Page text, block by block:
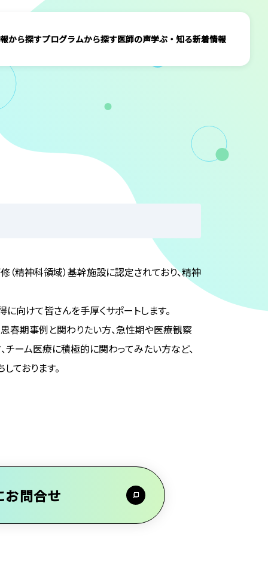
から探すプログラムから探す医師の声学ぶ・知る新着情報
精神科領域）基幹施設に認定されており、精神
に向けて皆さんを手厚くサポートします。
春期事例と関わりたい方、急性期や医療観察
ーム医療に積極的に関わってみたい方など、
ております。
お問合せ